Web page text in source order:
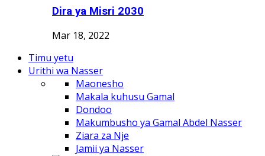
Dira ya Misri 2030
Mar 18, 2022
Timu yetu
Urithi wa Nasser
Maonesho
Makala kuhusu Gamal
Dondoo
Makumbusho ya Gamal Abdel Nasser
Ziara za Nje
Jamii ya Nasser